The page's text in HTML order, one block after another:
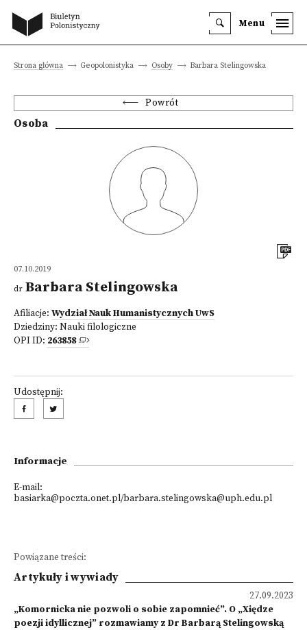
Menu
Strona główna Geopolonistyka Osoby Barbara Stelingowska
Powrót
Osoba
07.10.2019
dr Barbara Stelingowska
Afiliacje: Wydział Nauk Humanistycznych UwS
Dziedziny: Nauki filologiczne
OPI ID: 263858
Udostępnij:
Informacje
E-mail:
basiarka@poczta.onet.pl/barbara.stelingowska@uph.edu.pl
Powiązane treści:
Artykuły i wywiady
27.09.2023
„Komornicka nie pozwoli o sobie zapomnieć”. O „Xiędze
poezji idyllicznej” rozmawiamy z Dr Barbarą Stelingowską